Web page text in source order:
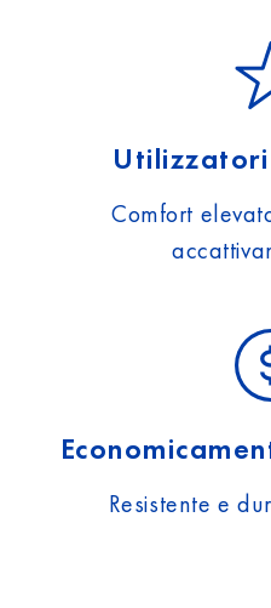
Comfort
Resistente e